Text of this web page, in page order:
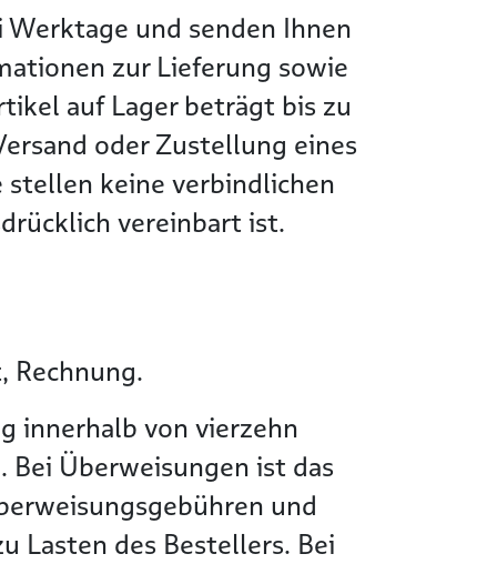
und senden Ihnen
zur Lieferung sowie
auf Lager beträgt bis zu
oder Zustellung eines
stellen keine verbindlichen
vereinbart ist.
Rechnung.
innerhalb von vierzehn
Überweisungen ist das
und
Lasten des Bestellers. Bei